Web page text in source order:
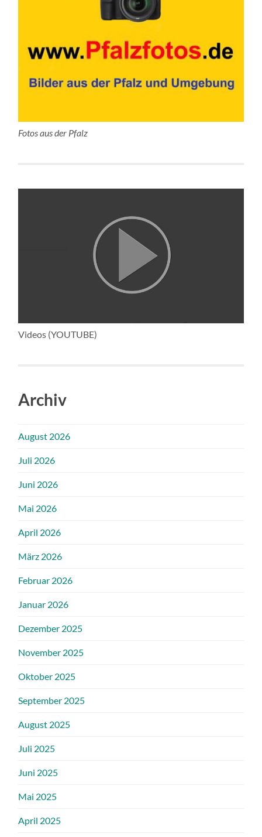
Fotos aus der Pfalz
Videos (YOUTUBE)
Archiv
August 2026
Juli 2026
Juni 2026
Mai 2026
April 2026
März 2026
Februar 2026
Januar 2026
Dezember 2025
November 2025
Oktober 2025
September 2025
August 2025
Juli 2025
Juni 2025
Mai 2025
April 2025